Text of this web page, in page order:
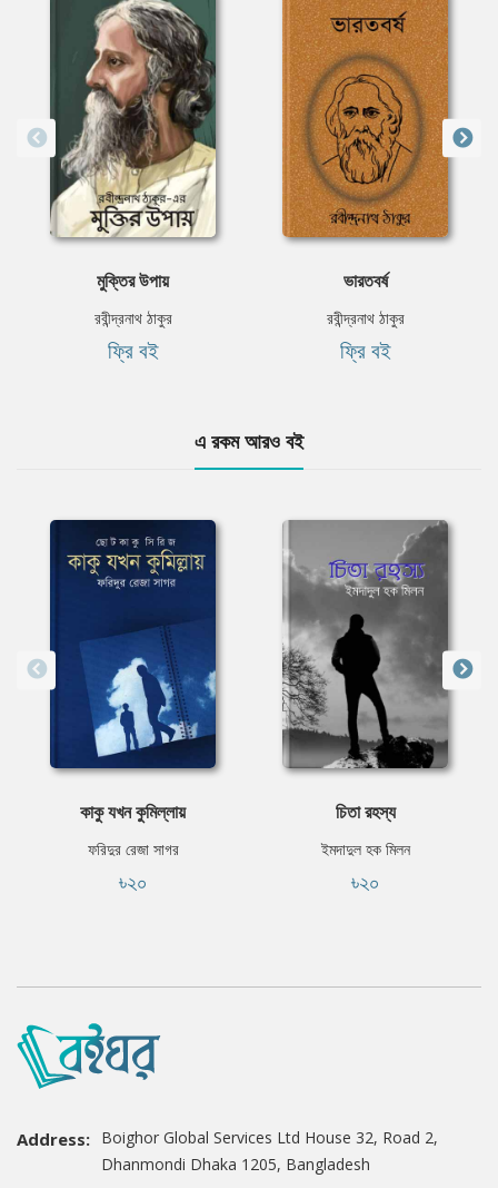
মুক্তির উপায়
রবীন্দ্রনাথ ঠাকুর
ফ্রি বই
ভারতবর্ষ
রবীন্দ্রনাথ ঠাকুর
ফ্রি বই
এ রকম আরও বই
কাকু যখন কুমিল্লায়
ফরিদুর রেজা সাগর
৳২০
চিতা রহস্য
ইমদাদুল হক মিলন
৳২০
Address: Boighor Global Services Ltd House 32, Road 2,
Dhanmondi Dhaka 1205, Bangladesh